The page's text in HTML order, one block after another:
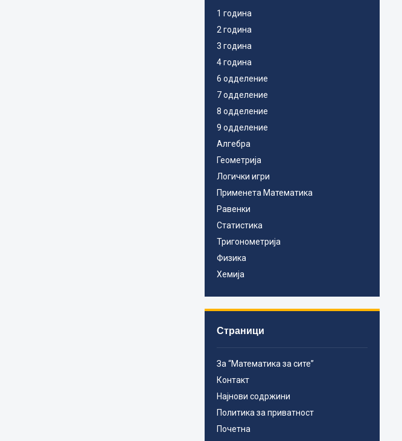
1 година
2 година
3 година
4 година
6 одделение
7 одделение
8 одделение
9 одделение
Алгебра
Геометрија
Логички игри
Применета Математика
Равенки
Статистика
Тригонометрија
Физика
Хемија
Страници
За “Математика за сите”
Контакт
Најнови содржини
Политика за приватност
Почетна